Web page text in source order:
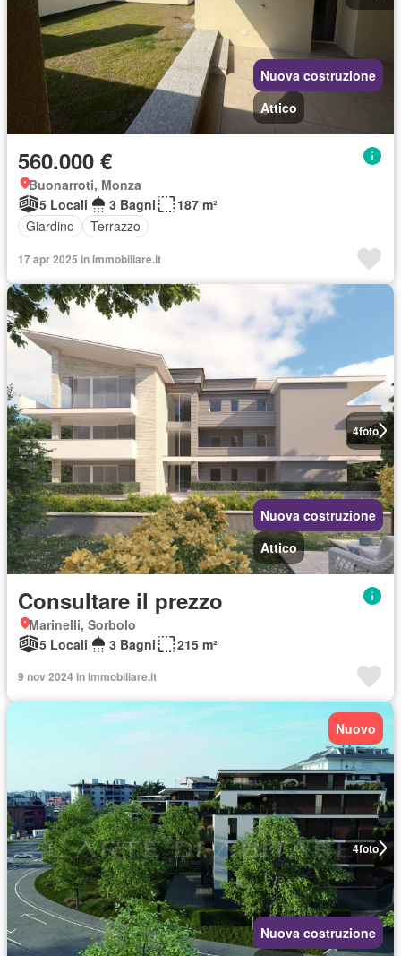
Nuova costruzione
Attico
560.000 €
Buonarroti, Monza
5 Locali
3 Bagni
187 m²
Giardino
Terrazzo
17 apr 2025 in Immobiliare.it
4foto
Nuova costruzione
Attico
Consultare il prezzo
Marinelli, Sorbolo
5 Locali
3 Bagni 215 m²
9 nov 2024 in Immobiliare.it
4foto
Nuovo
Nuova costruzione